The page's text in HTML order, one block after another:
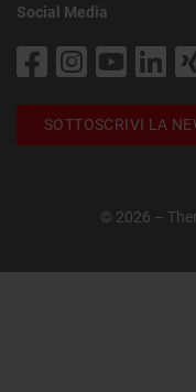
Social Media
SOTTOSCRIVI LA
© 2026 –